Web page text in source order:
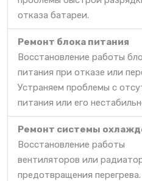
отказа батареи.
Ремонт блока питания
Восстановление работы
питания при отказе или
Устраняем проблемы с
питания или его
Ремонт системы
Восстановление работы
вентиляторов или
предотвращения перегрева.